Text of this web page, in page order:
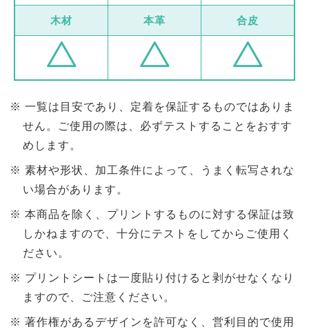
木材 本革 合皮
一覧は目安であり、定着を保証するものではありま
せん。ご使用の際は、必ずテストすることをおすす
めします。
素材や形状、加工条件によって、うまく転写されな
い場合があります。
本商品を除く、プリントするものに対する保証は致
しかねますので、十分にテストをしてからご使用く
ださい。
プリントシートは一度貼り付けると剥がせなくなり
ますので、ご注意ください。
著作権があるデザインを許可なく、営利目的で使用